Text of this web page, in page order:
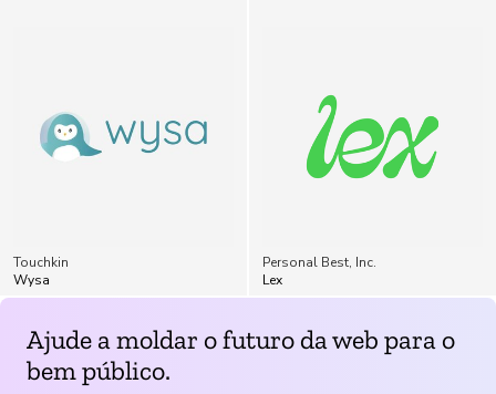
Ajude a moldar o futuro da web para o
bem público.
Touchkin
Wysa
Personal Best, Inc.
Lex